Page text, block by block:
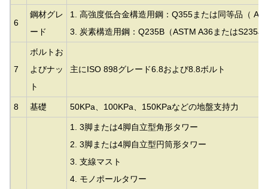
6
鋼材グレ
ード
1. 高強度低合金構造用鋼：Q355または同等品（
3. 炭素構造用鋼：Q235B（ASTM A36または
7
ボルトお
よびナッ
ト
主にISO 898グレード6.8および8.8ボルト
8 基礎 50KPa、100KPa、150KPaなどの地盤支持力
1. 3脚または4脚自立型角形タワー
2. 3脚または4脚自立型円筒形タワー
3. 支線マスト
4. モノポールタワー